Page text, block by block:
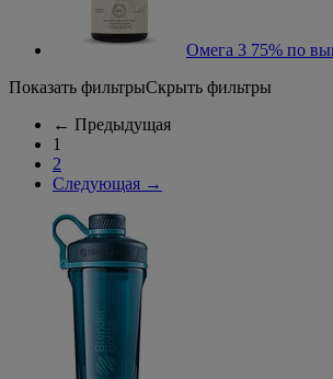
Омега 3 75% по
Показать фильтрыСкрыть фильтры
← Предыдущая
1
2
Следующая →